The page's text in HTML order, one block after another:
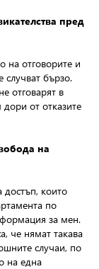
пред
на отговорите и
бързо.
отговарят в
от отказите
на
достъп, които
по
за мен.
че нямат такава
случаи, по
на една